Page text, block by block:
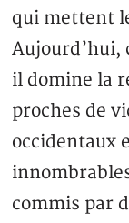
qui mettent
il domine la
proches de
occidentaux
commis par